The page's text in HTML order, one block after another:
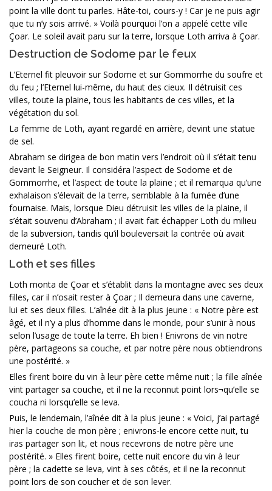
point la ville dont tu parles. Hâte-toi, cours-y ! Car je ne puis agir
que tu n’y sois arrivé. » Voilà pourquoi l’on a appelé cette ville
Çoar. Le soleil avait paru sur la terre, lorsque Loth arriva à Çoar.
Destruction de Sodome par le feux
L’Eternel fit pleuvoir sur Sodome et sur Gommorrhe du soufre et
du feu ; l’Eternel lui-même, du haut des cieux. Il détruisit ces
villes, toute la plaine, tous les habitants de ces villes, et la
végétation du sol.
La femme de Loth, ayant regardé en arrière, devint une statue
de sel.
Abraham se dirigea de bon matin vers l’endroit où il s’était tenu
devant le Seigneur. Il considéra l’aspect de Sodome et de
Gommorrhe, et l’aspect de toute la plaine ; et il remarqua qu’une
exhalaison s’élevait de la terre, semblable à la fumée d’une
fournaise. Mais, lorsque Dieu détruisit les villes de la plaine, il
s’était souvenu d’Abraham ; il avait fait échapper Loth du milieu
de la subversion, tandis qu’il bouleversait la contrée où avait
demeuré Loth.
Loth et ses filles
Loth monta de Çoar et s’établit dans la montagne avec ses deux
filles, car il n’osait rester à Çoar ; Il demeura dans une caverne,
lui et ses deux filles. L’aînée dit à la plus jeune : « Notre père est
âgé, et il n’y a plus d’homme dans le monde, pour s’unir à nous
selon l’usage de toute la terre. Eh bien ! Enivrons de vin notre
père, partageons sa couche, et par notre père nous obtiendrons
une postérité. »
Elles firent boire du vin à leur père cette même nuit ; la fille aînée
vint partager sa couche, et il ne la reconnut point lors¬qu’elle se
coucha ni lorsqu’elle se leva.
Puis, le lendemain, l’aînée dit à la plus jeune : « Voici, j’ai partagé
hier la couche de mon père ; enivrons-le encore cette nuit, tu
iras partager son lit, et nous recevrons de notre père une
postérité. » Elles firent boire, cette nuit encore du vin à leur
père ; la cadette se leva, vint à ses côtés, et il ne la reconnut
point lors de son coucher et de son lever.